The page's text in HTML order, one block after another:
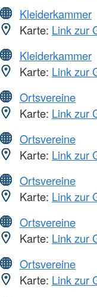
Kleiderkammer
Karte: Link zur
Kleiderkammer
Karte: Link zur
Ortsvereine
Karte: Link zur
Ortsvereine
Karte: Link zur
Ortsvereine
Karte: Link zur
Ortsvereine
Karte: Link zur
Ortsvereine
Karte: Link zur